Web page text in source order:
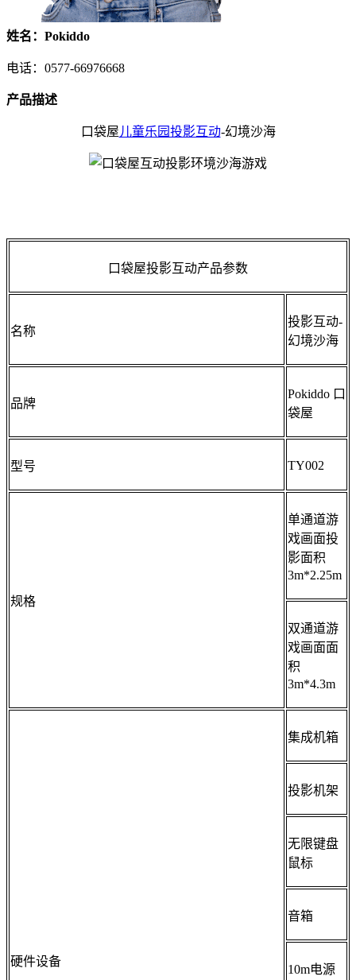
姓名：Pokiddo
电话：0577-66976668
产品描述
口袋屋儿童乐园投影互动-幻境沙海
口袋屋投影互动产品参数
名称
投影互动-
幻境沙海
品牌
Pokiddo 口
袋屋
型号 TY002
规格
单通道游
戏画面投
影面积
3m*2.25m
双通道游
戏画面面
积
3m*4.3m
硬件设备
集成机箱
投影机架
无限键盘
鼠标
音箱
10m电源